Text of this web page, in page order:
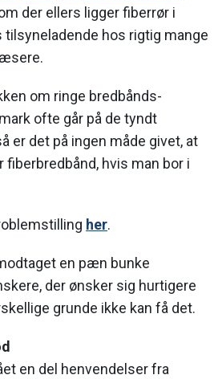
der ellers ligger fiberrør i
tilsyneladende hos rigtig mange
om ringe bredbånds-
ofte går på de tyndt
er det på ingen måde givet, at
fiberbredbånd, hvis man bor i
her.
en pæn bunke
der ønsker sig hurtigere
grunde ikke kan få det.
en del henvendelser fra